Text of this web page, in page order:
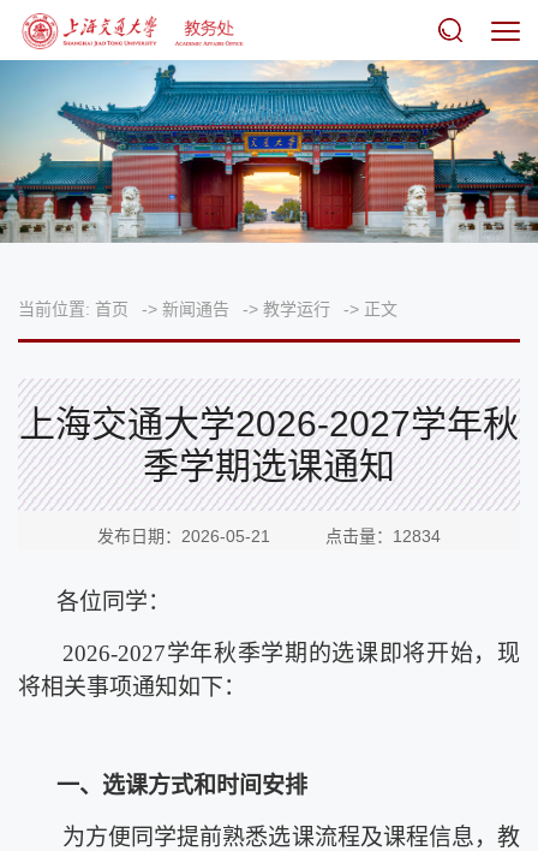
当前位置: 首页 -> 新闻通告 -> 教学运行 -> 正文
上海交通大学2026-2027学年秋
季学期选课通知
发布日期：2026-05-21 点击量： 12834
各位同学：
2026-2027学年秋季学期的选课即将开始，现
将相关事项通知如下：
一、选课方式和时间安排
为方便同学提前熟悉选课流程及课程信息，教